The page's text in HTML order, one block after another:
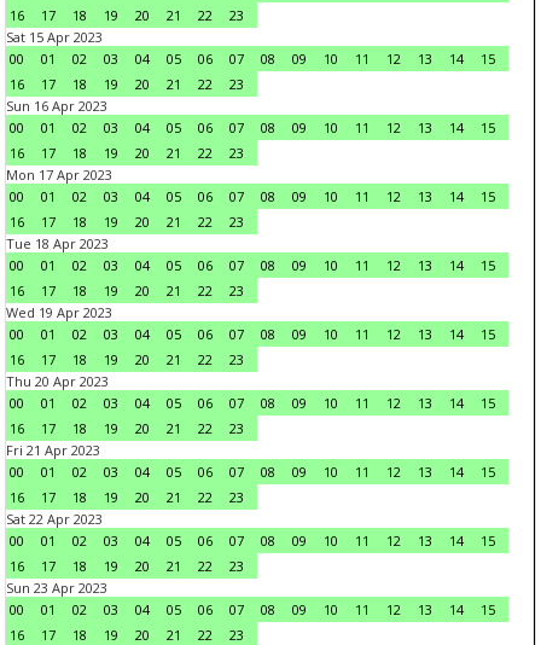
16
17 18 19 20 21 22
23
Sat 15 Apr 2023
00
01 02 03 04 05 06 07 08 09 10 11 12 13 14
15
16
17 18 19 20 21 22
23
Sun 16 Apr 2023
00
01 02 03 04 05 06 07 08 09 10 11 12 13 14
15
16
17 18 19 20 21 22
23
Mon 17 Apr 2023
00
01 02 03 04 05 06 07 08 09 10 11 12 13 14
15
16
17 18 19 20 21 22
23
Tue 18 Apr 2023
00
01 02 03 04 05 06 07 08 09 10 11 12 13 14
15
16
17 18 19 20 21 22
23
Wed 19 Apr 2023
00
01 02 03 04 05 06 07 08 09 10 11 12 13 14
15
16
17 18 19 20 21 22
23
Thu 20 Apr 2023
00
01 02 03 04 05 06 07 08 09 10 11 12 13 14
15
16
17 18 19 20 21 22
23
Fri 21 Apr 2023
00
01 02 03 04 05 06 07 08 09 10 11 12 13 14
15
16
17 18 19 20 21 22
23
Sat 22 Apr 2023
00
01 02 03 04 05 06 07 08 09 10 11 12 13 14
15
16
17 18 19 20 21 22
23
Sun 23 Apr 2023
00
01 02 03 04 05 06 07 08 09 10 11 12 13 14
15
16
17 18 19 20 21 22
23